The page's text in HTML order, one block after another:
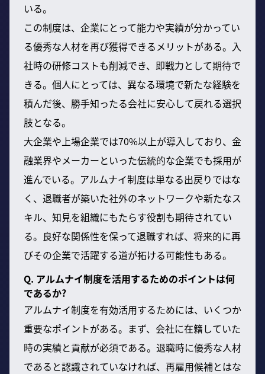
いる。
この制度は、企業にとって能力や実績が分かってい
る優秀な人材を再び獲得できるメリットがある。入
社時の研修コストも削減でき、即戦力として期待で
きる。個人にとっては、異なる環境で新たな経験を
積んだ後、勝手知ったる会社に安心して戻れる選択
肢となる。
大企業や上場企業では70%以上が導入しており、金
融業界やメーカーといった伝統的な企業でも採用が
進んでいる。アルムナイ制度は単なる出戻りではな
く、退職者が築いた社外のネットワークや新たなス
キル、知見を組織にもたらす役割も期待されてい
る。良好な関係性を保って退職すれば、将来的に再
びその企業で活躍する道が拓ける可能性もある。
Q. アルムナイ制度を活用するためのポイントは何
であるか?
アルムナイ制度を有効活用するためには、いくつか
重要なポイントがある。まず、会社に在籍していた
時の実績と貢献が必須である。退職時に優秀な人材
であると認識されていなければ、再雇用候補とはな